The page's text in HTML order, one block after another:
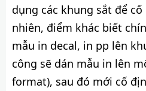
dụng các khung sắt để
nhiên, điểm khác biết
mẫu in decal, in pp lên
công sẽ dán mẫu in lên
format), sau đó mới cố